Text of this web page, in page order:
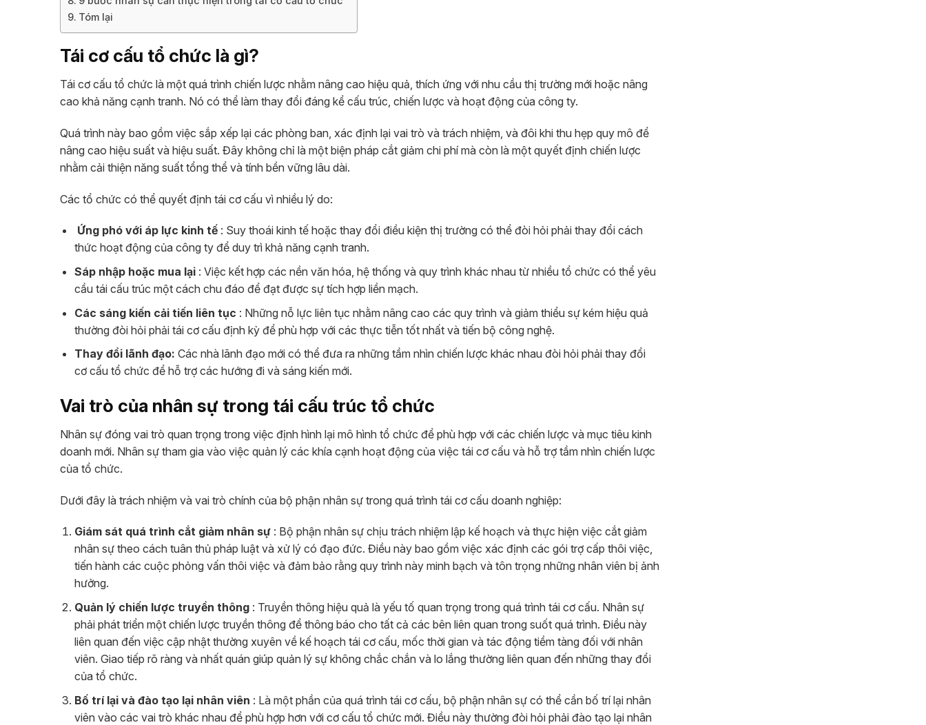
Tóm lại
Tái cơ cấu tổ chức là gì?
Tái cơ cấu tổ chức là một quá trình chiến lược nhằm nâng cao hiệu quả, thích ứng với nhu cầu thị trường mới hoặc nâng
cao khả năng cạnh tranh. Nó có thể làm thay đổi đáng kể cấu trúc, chiến lược và hoạt động của công ty.
Quá trình này bao gồm việc sắp xếp lại các phòng ban, xác định lại vai trò và trách nhiệm, và đôi khi thu hẹp quy mô để
nâng cao hiệu suất và hiệu suất. Đây không chỉ là một biện pháp cắt giảm chi phí mà còn là một quyết định chiến lược
nhằm cải thiện năng suất tổng thể và tính bền vững lâu dài.
Các tổ chức có thể quyết định tái cơ cấu vì nhiều lý do:
Ứng phó với áp lực kinh tế: Suy thoái kinh tế hoặc thay đổi điều kiện thị trường có thể đòi hỏi phải thay đổi cách
thức hoạt động của công ty để duy trì khả năng cạnh tranh.
Sáp nhập hoặc mua lại: Việc kết hợp các nền văn hóa, hệ thống và quy trình khác nhau từ nhiều tổ chức có thể yêu
cầu tái cấu trúc một cách chu đáo để đạt được sự tích hợp liền mạch.
Các sáng kiến ​​cải tiến liên tục : Những nỗ lực liên tục nhằm nâng cao các quy trình và giảm thiểu sự kém hiệu quả
thường đòi hỏi phải tái cơ cấu định kỳ để phù hợp với các thực tiễn tốt nhất và tiến bộ công nghệ.
Thay đổi lãnh đạo: Các nhà lãnh đạo mới có thể đưa ra những tầm nhìn chiến lược khác nhau đòi hỏi phải thay đổi
cơ cấu tổ chức để hỗ trợ các hướng đi và sáng kiến ​​mới.
Vai trò của nhân sự trong tái cấu trúc tổ chức
Nhân sự đóng vai trò quan trọng trong việc định hình lại mô hình tổ chức để phù hợp với các chiến lược và mục tiêu kinh
doanh mới. Nhân sự tham gia vào việc quản lý các khía cạnh hoạt động của việc tái cơ cấu và hỗ trợ tầm nhìn chiến lược
của tổ chức.
Dưới đây là trách nhiệm và vai trò chính của bộ phận nhân sự trong quá trình tái cơ cấu doanh nghiệp:
Giám sát quá trình cắt giảm nhân sự: Bộ phận nhân sự chịu trách nhiệm lập kế hoạch và thực hiện việc cắt giảm
nhân sự theo cách tuân thủ pháp luật và xử lý có đạo đức. Điều này bao gồm việc xác định các gói trợ cấp thôi việc,
tiến hành các cuộc phỏng vấn thôi việc và đảm bảo rằng quy trình này minh bạch và tôn trọng những nhân viên bị ảnh
hưởng.
Quản lý chiến lược truyền thông: Truyền thông hiệu quả là yếu tố quan trọng trong quá trình tái cơ cấu. Nhân sự
phải phát triển một chiến lược truyền thông để thông báo cho tất cả các bên liên quan trong suốt quá trình. Điều này
liên quan đến việc cập nhật thường xuyên về kế hoạch tái cơ cấu, mốc thời gian và tác động tiềm tàng đối với nhân
viên. Giao tiếp rõ ràng và nhất quán giúp quản lý sự không chắc chắn và lo lắng thường liên quan đến những thay đổi
của tổ chức.
Bố trí lại và đào tạo lại nhân viên : Là một phần của quá trình tái cơ cấu, bộ phận nhân sự có thể cần bố trí lại nhân
viên vào các vai trò khác nhau để phù hợp hơn với cơ cấu tổ chức mới. Điều này thường đòi hỏi phải đào tạo lại nhân